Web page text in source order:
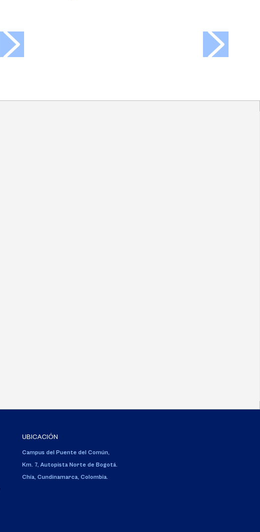
UBICACIÓN
Campus del Puente del Común,
Km. 7, Autopista Norte de Bogotá.
Chía, Cundinamarca, Colombia.